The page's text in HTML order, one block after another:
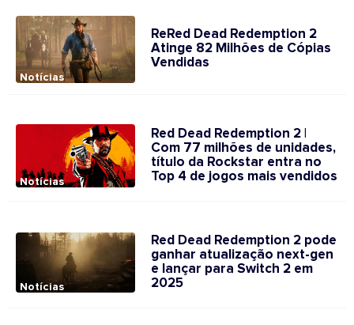
Notícias
ReRed Dead Redemption 2
Atinge 82 Milhões de Cópias
Vendidas
Notícias
Red Dead Redemption 2 |
Com 77 milhões de unidades,
título da Rockstar entra no
Top 4 de jogos mais vendidos
Notícias
Red Dead Redemption 2 pode
ganhar atualização next-gen
e lançar para Switch 2 em
2025